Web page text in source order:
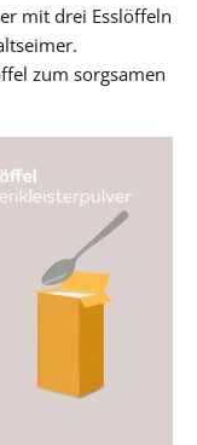
mit drei Esslöffeln
zum sorgsamen